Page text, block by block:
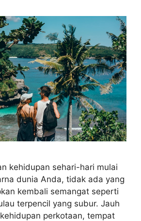
kehidupan sehari-hari mulai
dunia Anda, tidak ada yang
kembali semangat seperti
terpencil yang subur. Jauh
perkotaan, tempat